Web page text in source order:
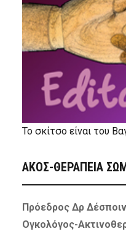
Το σκίτσο είναι του
ΑΚΟΣ-ΘΕΡΑΠΕΙΑ
Πρόεδρος Δρ
Ογκολόγος-